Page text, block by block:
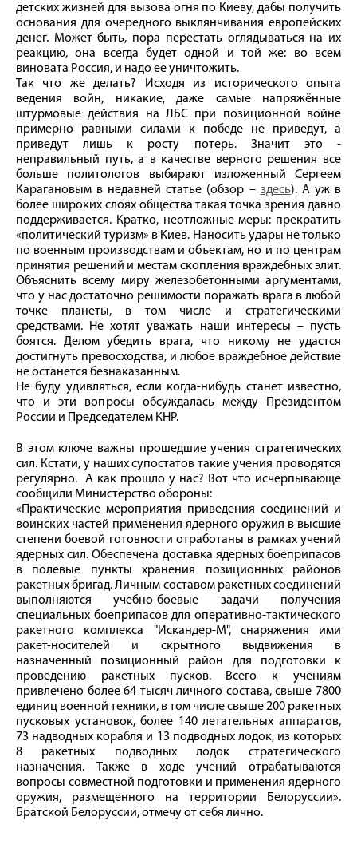
детских жизней для вызова огня по Киеву, дабы получить
основания для очередного выклянчивания европейских
денег. Может быть, пора перестать оглядываться на их
реакцию, она всегда будет одной и той же: во всем
виновата Россия, и надо ее уничтожить.
Так что же делать? Исходя из исторического опыта
ведения войн, никакие, даже самые напряжённые
штурмовые действия на ЛБС при позиционной войне
примерно равными силами к победе не приведут, а
приведут лишь к росту потерь. Значит это -
неправильный путь, а в качестве верного решения все
больше политологов выбирают изложенный Сергеем
Карагановым в недавней статье (обзор – здесь). А уж в
более широких слоях общества такая точка зрения давно
поддерживается. Кратко, неотложные меры: прекратить
«политический туризм» в Киев. Наносить удары не только
по военным производствам и объектам, но и по центрам
принятия решений и местам скопления враждебных элит.
Объяснить всему миру железобетонными аргументами,
что у нас достаточно решимости поражать врага в любой
точке планеты, в том числе и стратегическими
средствами. Не хотят уважать наши интересы – пусть
боятся. Делом убедить врага, что никому не удастся
достигнуть превосходства, и любое враждебное действие
не останется безнаказанным.
Не буду удивляться, если когда-нибудь станет известно,
что и эти вопросы обсуждалась между Президентом
России и Председателем КНР.
В этом ключе важны прошедшие учения стратегических
сил. Кстати, у наших супостатов такие учения проводятся
регулярно. А как прошло у нас? Вот что исчерпывающе
сообщили Министерство обороны:
«Практические мероприятия приведения соединений и
воинских частей применения ядерного оружия в высшие
степени боевой готовности отработаны в рамках учений
ядерных сил. Обеспечена доставка ядерных боеприпасов
в полевые пункты хранения позиционных районов
ракетных бригад. Личным составом ракетных соединений
выполняются учебно-боевые задачи получения
специальных боеприпасов для оперативно-тактического
ракетного комплекса "Искандер-М", снаряжения ими
ракет-носителей и скрытного выдвижения в
назначенный позиционный район для подготовки к
проведению ракетных пусков. Всего к учениям
привлечено более 64 тысяч личного состава, свыше 7800
единиц военной техники, в том числе свыше 200 ракетных
пусковых установок, более 140 летательных аппаратов,
73 надводных корабля и 13 подводных лодок, из которых
8 ракетных подводных лодок стратегического
назначения. Также в ходе учений отрабатываются
вопросы совместной подготовки и применения ядерного
оружия, размещенного на территории Белоруссии».
Братской Белоруссии, отмечу от себя лично.